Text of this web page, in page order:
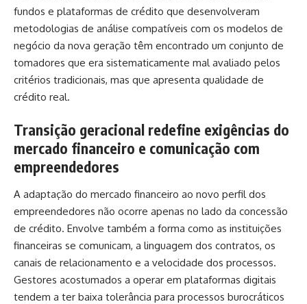
fundos e plataformas de crédito que desenvolveram
metodologias de análise compatíveis com os modelos de
negócio da nova geração têm encontrado um conjunto de
tomadores que era sistematicamente mal avaliado pelos
critérios tradicionais, mas que apresenta qualidade de
crédito real.
Transição geracional redefine exigências do
mercado financeiro e comunicação com
empreendedores
A adaptação do mercado financeiro ao novo perfil dos
empreendedores não ocorre apenas no lado da concessão
de crédito. Envolve também a forma como as instituições
financeiras se comunicam, a linguagem dos contratos, os
canais de relacionamento e a velocidade dos processos.
Gestores acostumados a operar em plataformas digitais
tendem a ter baixa tolerância para processos burocráticos